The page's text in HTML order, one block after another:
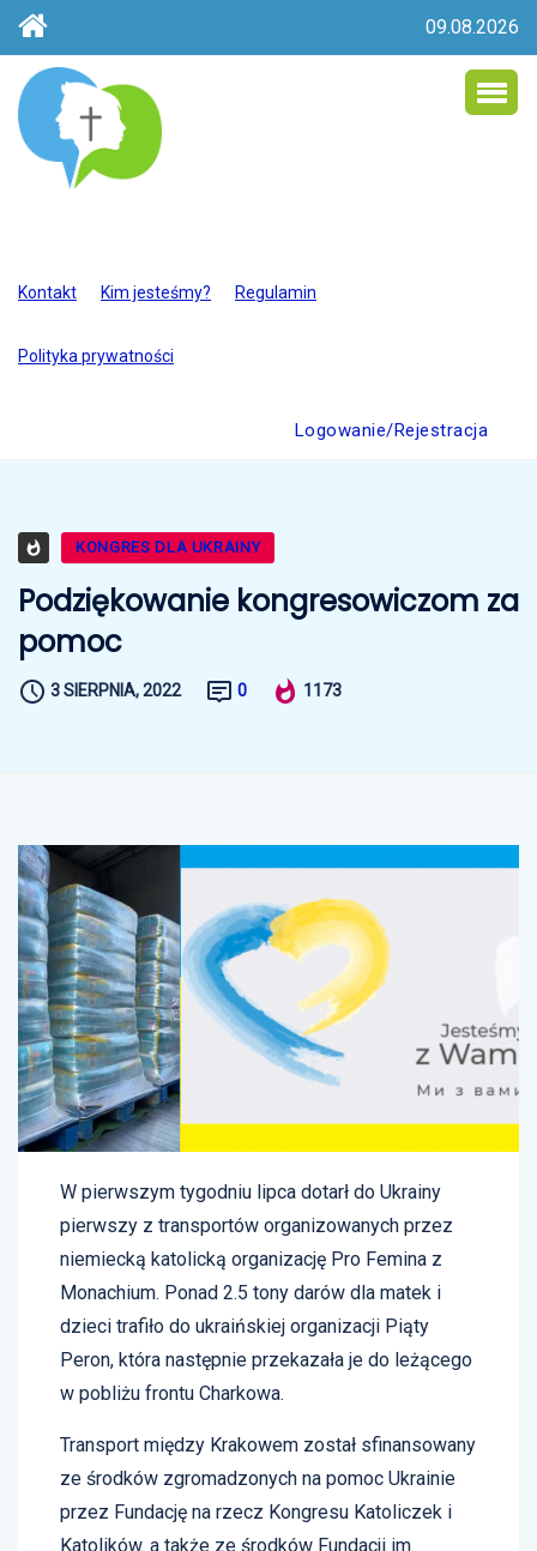
09.08.2026
Kontakt Kim jesteśmy? Regulamin
Polityka prywatności
Logowanie/Rejestracja
KONGRES DLA UKRAINY
Podziękowanie kongresowiczom za
pomoc
3 SIERPNIA, 2022 0 1173
W pierwszym tygodniu lipca dotarł do Ukrainy
pierwszy z transportów organizowanych przez
niemiecką katolicką organizację Pro Femina z
Monachium. Ponad 2.5 tony darów dla matek i
dzieci trafiło do ukraińskiej organizacji Piąty
Peron, która następnie przekazała je do leżącego
w pobliżu frontu Charkowa.
Transport między Krakowem został sfinansowany
ze środków zgromadzonych na pomoc Ukrainie
przez Fundację na rzecz Kongresu Katoliczek i
Katolików. a także ze środków Fundacji im.